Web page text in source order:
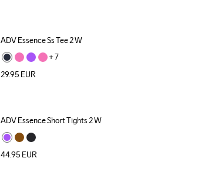
ADV Essence Ss Tee 2 W
+ 7
29.95 EUR
ADV Essence Short Tights 2 W
44.95 EUR